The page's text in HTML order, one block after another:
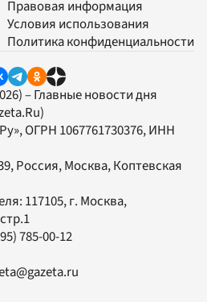
Правовая информация
Условия использования
Политика конфиденциальности
– Главные новости дня
, ОГРН 1067761730376, ИНН
Россия, Москва, Коптевская
117105, г. Москва,
785-00-12